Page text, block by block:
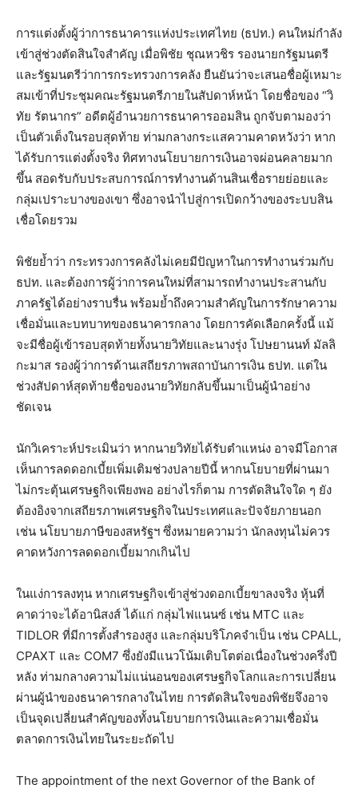
การแต่งตั้งผู้ว่าการธนาคารแห่งประเทศไทย (ธปท.) คนใหม่กำลัง
เข้าสู่ช่วงตัดสินใจสำคัญ เมื่อพิชัย ชุณหวชิร รองนายกรัฐมนตรี
และรัฐมนตรีว่าการกระทรวงการคลัง ยืนยันว่าจะเสนอชื่อผู้เหมาะ
สมเข้าที่ประชุมคณะรัฐมนตรีภายในสัปดาห์หน้า โดยชื่อของ “วิ
ทัย รัตนากร” อดีตผู้อำนวยการธนาคารออมสิน ถูกจับตามองว่า
เป็นตัวเต็งในรอบสุดท้าย ท่ามกลางกระแสความคาดหวังว่า หาก
ได้รับการแต่งตั้งจริง ทิศทางนโยบายการเงินอาจผ่อนคลายมาก
ขึ้น สอดรับกับประสบการณ์การทำงานด้านสินเชื่อรายย่อยและ
กลุ่มเปราะบางของเขา ซึ่งอาจนำไปสู่การเปิดกว้างของระบบสิน
เชื่อโดยรวม
พิชัยย้ำว่า กระทรวงการคลังไม่เคยมีปัญหาในการทำงานร่วมกับ
ธปท. และต้องการผู้ว่าการคนใหม่ที่สามารถทำงานประสานกับ
ภาครัฐได้อย่างราบรื่น พร้อมย้ำถึงความสำคัญในการรักษาความ
เชื่อมั่นและบทบาทของธนาคารกลาง โดยการคัดเลือกครั้งนี้ แม้
จะมีชื่อผู้เข้ารอบสุดท้ายทั้งนายวิทัยและนางรุ่ง โปษยานนท์ มัลลิ
กะมาส รองผู้ว่าการด้านเสถียรภาพสถาบันการเงิน ธปท. แต่ใน
ช่วงสัปดาห์สุดท้ายชื่อของนายวิทัยกลับขึ้นมาเป็นผู้นำอย่าง
ชัดเจน
นักวิเคราะห์ประเมินว่า หากนายวิทัยได้รับตำแหน่ง อาจมีโอกาส
เห็นการลดดอกเบี้ยเพิ่มเติมช่วงปลายปีนี้ หากนโยบายที่ผ่านมา
ไม่กระตุ้นเศรษฐกิจเพียงพอ อย่างไรก็ตาม การตัดสินใจใด ๆ ยัง
ต้องอิงจากเสถียรภาพเศรษฐกิจในประเทศและปัจจัยภายนอก
เช่น นโยบายภาษีของสหรัฐฯ ซึ่งหมายความว่า นักลงทุนไม่ควร
คาดหวังการลดดอกเบี้ยมากเกินไป
ในแง่การลงทุน หากเศรษฐกิจเข้าสู่ช่วงดอกเบี้ยขาลงจริง หุ้นที่
คาดว่าจะได้อานิสงส์ ได้แก่ กลุ่มไฟแนนซ์ เช่น MTC และ
TIDLOR ที่มีการตั้งสำรองสูง และกลุ่มบริโภคจำเป็น เช่น CPALL,
CPAXT และ COM7 ซึ่งยังมีแนวโน้มเติบโตต่อเนื่องในช่วงครึ่งปี
หลัง ท่ามกลางความไม่แน่นอนของเศรษฐกิจโลกและการเปลี่ยน
ผ่านผู้นำของธนาคารกลางในไทย การตัดสินใจของพิชัยจึงอาจ
เป็นจุดเปลี่ยนสำคัญของทั้งนโยบายการเงินและความเชื่อมั่น
ตลาดการเงินไทยในระยะถัดไป
The appointment of the next Governor of the Bank of